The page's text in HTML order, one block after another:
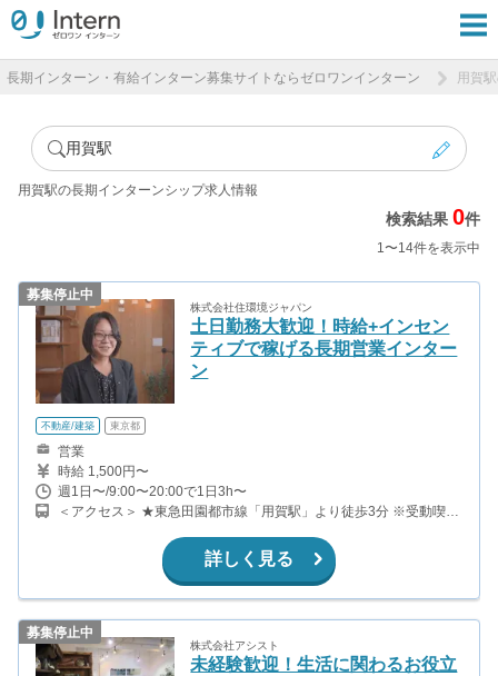
長期インターン・有給インターン募集サイトならゼロワンインターン 用賀
用賀駅
用賀駅の長期インターンシップ求人情報
検索結果0件
1〜14件を表示中
募集停止中
株式会社住環境ジャパン
土日勤務大歓迎！時給+インセン
ティブで稼げる長期営業インター
ン
不動産/建築 東京都
営業
時給 1,500円〜
週1日〜/9:00〜20:00で1日3h〜
＜アクセス＞ ★東急田園都市線「用賀駅」より徒歩3分 ※受動喫煙
詳しく見る
募集停止中
株式会社アシスト
未経験歓迎！生活に関わるお役立